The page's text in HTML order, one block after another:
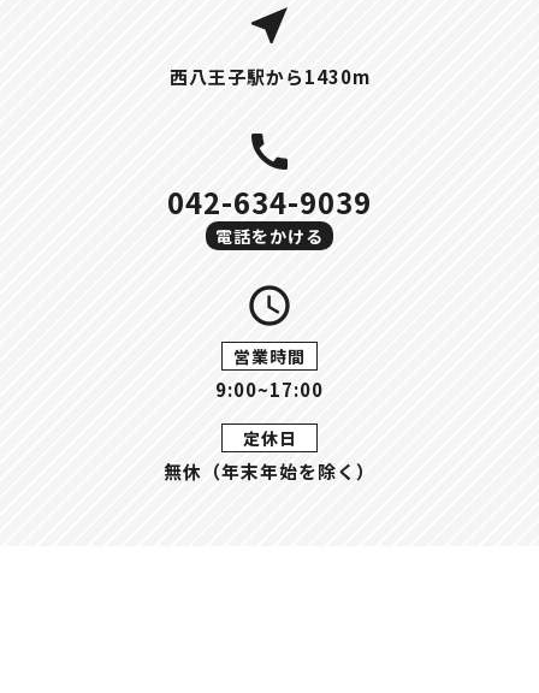
near_me
西八王子駅から1430m
call
042-634-9039
電話をかける
query_builder
営業時間
9:00~17:00
定休日
無休（年末年始を除く）